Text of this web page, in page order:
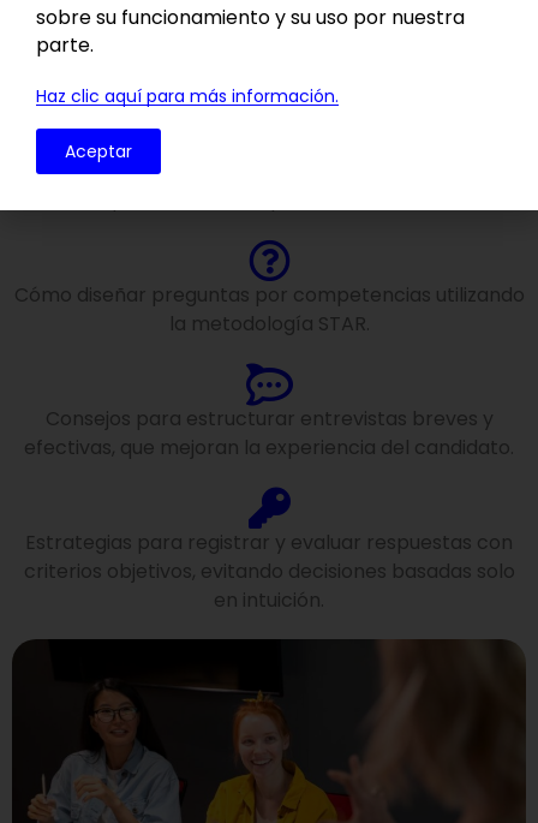
¿Qué encontrarás?
Cómo diseñar preguntas por competencias utilizando
la metodología STAR.
Consejos para estructurar entrevistas breves y
efectivas, que mejoran la experiencia del candidato.
Estrategias para registrar y evaluar respuestas con
criterios objetivos, evitando decisiones basadas solo
en intuición.
sobre su funcionamiento y su uso por nuestra
parte.
Haz clic aquí para más información.
Aceptar